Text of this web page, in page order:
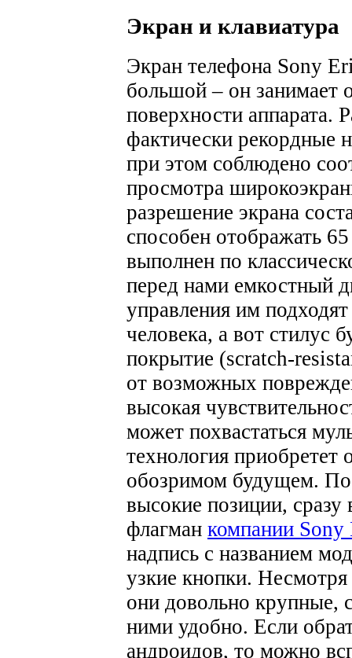
Экран и клавиатура
Экран телефона Sony
большой – он занимает
поверхности аппарата.
фактически рекордные
при этом соблюдено
просмотра
разрешение экрана
способен отображать
выполнен по
перед нами емкостный
управления им
человека, а вот стилус
покрытие (scratch-
от возможных
высокая
может похвастаться
технология приобретет
обозримом будущем. По
высокие позиции,
флагман компании Sony
надпись с названием
узкие кнопки.
они довольно крупные,
ними удобно. Если
андроидов, то можно